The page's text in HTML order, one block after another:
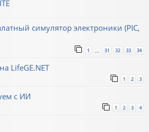
симулятор электроники (PIC,
1 31 32 33 34
LifeGE.NET
1 2 3
с ИИ
1 2 3 4